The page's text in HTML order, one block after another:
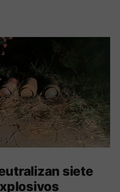
siete